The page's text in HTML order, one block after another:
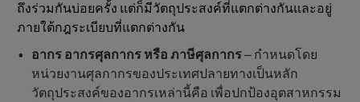
ถึงร่วมกันบ่อยครั้ง แต่ก็มีวัตถุประสงค์ที่แตกต่างกันและอยู่
ภายใต้กฎระเบียบที่แตกต่างกัน
อากร อากรศุลกากร หรือ ภาษีศุลกากร– กําหนดโดย
หน่วยงานศุลกากรของประเทศปลายทางเป็นหลัก
วัตถุประสงค์ของอากรเหล่านี้คือ เพื่อปกป้องอุตสาหกรรม